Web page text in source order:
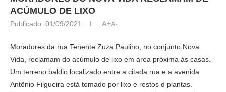
ACÚMULO DE LIXO
Publicado: 01/09/2021 A+A-
Moradores da rua Tenente Zuza Paulino, no conjunto Nova
Vida, reclamam do acúmulo de lixo em área próxima às casas.
Um terreno baldio localizado entre a citada rua e a avenida
Antônio Filgueira está tomado por lixo e restos d plantas.